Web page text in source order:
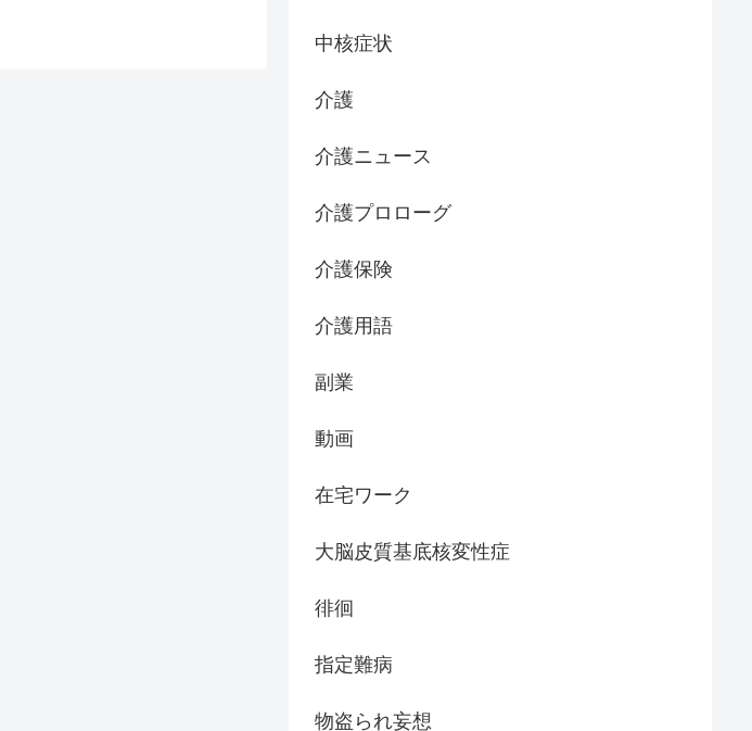
中核症状
介護
介護ニュース
介護プロローグ
介護保険
介護用語
副業
動画
在宅ワーク
大脳皮質基底核変性症
徘徊
指定難病
物盗られ妄想